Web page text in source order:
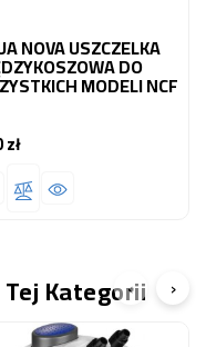
NOVA USZCZELKA
DO
MODELI NCF
Cena
Kategorii
‹ ›